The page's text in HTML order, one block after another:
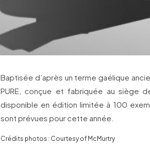
Baptisée d’après un terme gaélique
PURE, conçue et fabriquée au siège
disponible en édition limitée à 100
sont prévues pour cette année.
Crédits photos : Courtesy of McMurtry